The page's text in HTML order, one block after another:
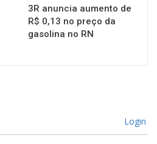
3R anuncia aumento de
R$ 0,13 no preço da
gasolina no RN
Login